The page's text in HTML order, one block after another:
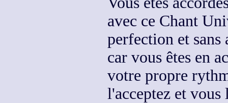
avec ce Chant
perfection et sans
car vous êtes en
votre propre
l'acceptez et vous